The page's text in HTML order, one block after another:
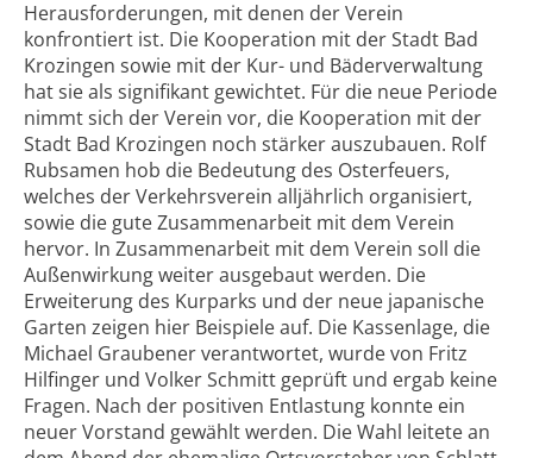
Herausforderungen, mit denen der Verein
konfrontiert ist. Die Kooperation mit der Stadt Bad
Krozingen sowie mit der Kur- und Bäderverwaltung
hat sie als signifikant gewichtet. Für die neue Periode
nimmt sich der Verein vor, die Kooperation mit der
Stadt Bad Krozingen noch stärker auszubauen. Rolf
Rubsamen hob die Bedeutung des Osterfeuers,
welches der Verkehrsverein alljährlich organisiert,
sowie die gute Zusammenarbeit mit dem Verein
hervor. In Zusammenarbeit mit dem Verein soll die
Außenwirkung weiter ausgebaut werden. Die
Erweiterung des Kurparks und der neue japanische
Garten zeigen hier Beispiele auf. Die Kassenlage, die
Michael Graubener verantwortet, wurde von Fritz
Hilfinger und Volker Schmitt geprüft und ergab keine
Fragen. Nach der positiven Entlastung konnte ein
neuer Vorstand gewählt werden. Die Wahl leitete an